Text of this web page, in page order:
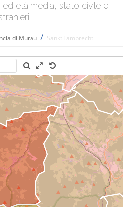
ed età media, stato civile e
di Murau / Sankt Lambrecht